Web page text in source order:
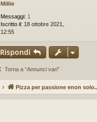
idi
Millie
Messaggi: 1
Iscritto il: 18 ottobre 2021,
12:55
r
Rispondi
Torna a “Annunci vari”
Pizza per passione enon